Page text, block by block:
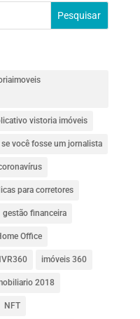
vistoria imóveis
você fosse um jornalista
para corretores
gestão financeira
Office
imóveis 360
2018
NFT